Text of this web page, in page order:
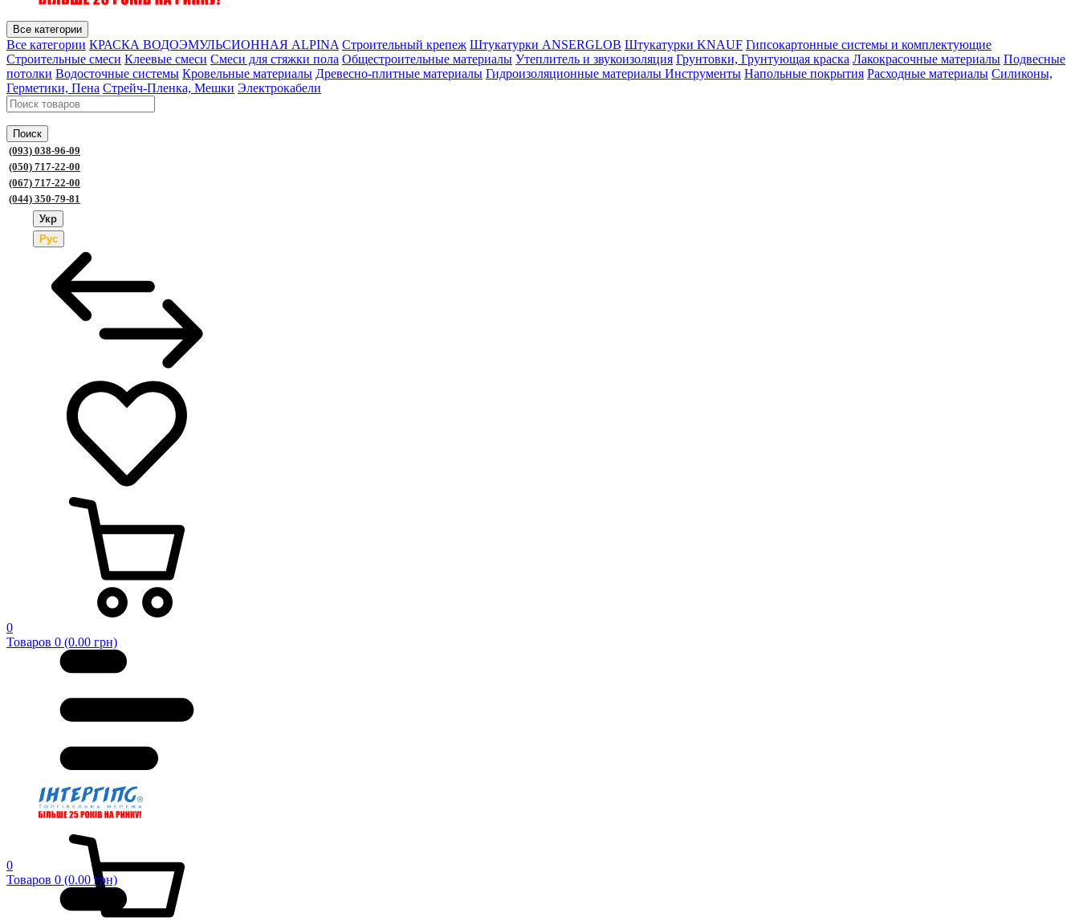
Все категории
Все категории КРАСКА ВОДОЭМУЛЬСИОННАЯ ALPINA Строительный крепеж Штукатурки ANSERGLOB Штукатурки KNAUF Гипсокартонные системы и комплектующие
Строительные смеси Клеевые смеси Смеси для стяжки пола Общестроительные материалы Утеплитель и звукоизоляция Грунтовки, Грунтующая краска Лакокрасочные материалы Подвесные
потолки Водосточные системы Кровельные материалы Древесно-плитные материалы Гидроизоляционные материалы Инструменты Напольные покрытия Расходные материалы Силиконы,
Герметики, Пена Стрейч-Пленка, Мешки Электрокабели
Поиск
(093) 038-96-09
(050) 717-22-00
(067) 717-22-00
(044) 350-79-81
Укр
Рус
0
Товаров 0 (0.00 грн)
0
Товаров 0 (0.00 грн)